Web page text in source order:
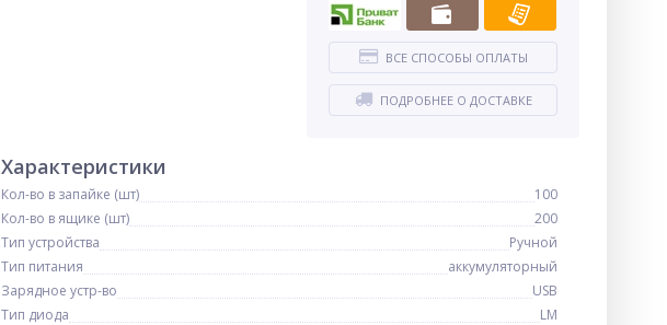
ВСЕ СПОСОБЫ ОПЛАТЫ
ПОДРОБНЕЕ О ДОСТАВКЕ
Характеристики
Кол-во в запайке (шт)
100
Кол-во в ящике (шт)
200
Тип устройства
Ручной
Тип питания
аккумуляторный
Зарядное устр-во
USB
Тип диода
LM